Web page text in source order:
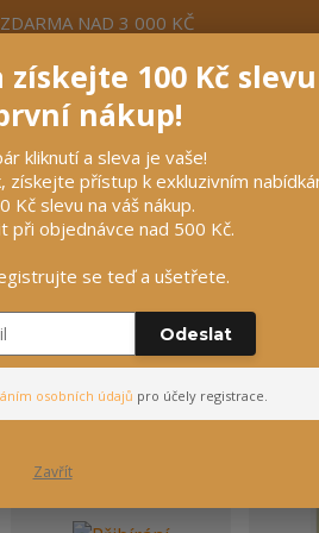
NAD 3 000 KČ
Nevíte si rady? Zavolejte. +420
stájí
pro psy
100 Kč
nákup!
kliknutí a sleva je vaše!
získejte přístup k exkluzivním
Kč slevu na váš nákup.
při objednávce nad 500 Kč.
se teď a ušetřete.
Odeslat
osobních údajů pro účely registrace.
Zavřít